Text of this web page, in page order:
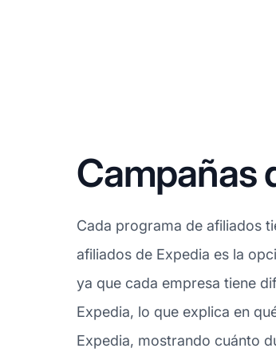
Campañas
Cada programa de afiliados
afiliados de Expedia es la
ya que cada empresa tiene
Expedia, lo que explica en
Expedia, mostrando cuánto